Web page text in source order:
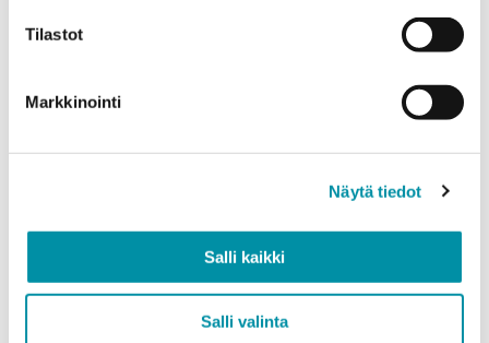
Tilastot
Markkinointi
Näytä tiedot
Salli kaikki
Salli valinta
Purson alumiiniratkaisuihin